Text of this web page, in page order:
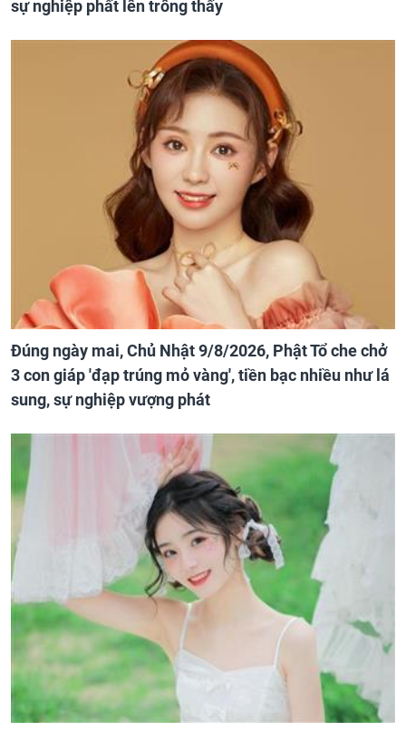
sự nghiệp phất lên trông thấy
Đúng ngày mai, Chủ Nhật 9/8/2026, Phật Tổ che chở
3 con giáp 'đạp trúng mỏ vàng', tiền bạc nhiều như lá
sung, sự nghiệp vượng phát